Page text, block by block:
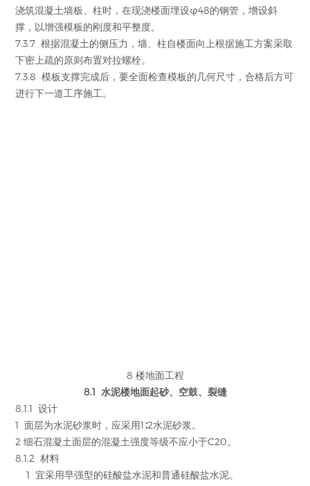
浇筑混凝土墙板、柱时，在现浇楼面埋设φ48的钢管，增设斜
撑，以增强模板的刚度和平整度。
7.3.7 根据混凝土的侧压力，墙、柱自楼面向上根据施工方案采取
下密上疏的原则布置对拉螺栓。
7.3.8 模板支撑完成后，要全面检查模板的几何尺寸，合格后方可
进行下一道工序施工。
8 楼地面工程
8.1 水泥楼地面起砂、空鼓、裂缝
8.1.1 设计
1 面层为水泥砂浆时，应采用1∶2水泥砂浆。
2 细石混凝土面层的混凝土强度等级不应小于C20。
8.1.2 材料
1 宜采用早强型的硅酸盐水泥和普通硅酸盐水泥。